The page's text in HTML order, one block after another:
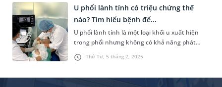
nguyên nhân, đồng thời gợi ý 5 cách cải thiện
tình trạng này nhanh chóng và hiệu quả.
Thứ Tư, 5 tháng 2, 2025
U phổi lành tính có triệu chứng thế
nào? Tìm hiểu bệnh để...
U phổi lành tính là một loại khối u xuất hiện
trong phổi nhưng không có khả năng phát
triển thành ung thư. Mặc dù bệnh này không
nguy hiểm như ung thư phổi, nhưng nếu
vẫn có thể gây ra các vấn đề về sức khỏe, đặc